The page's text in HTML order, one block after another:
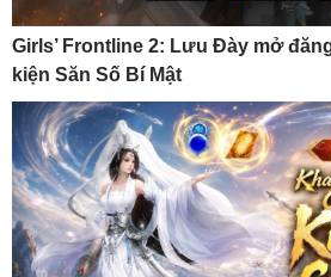
Girls’ Frontline 2: Lưu Đày mở
kiện Săn Số Bí Mật